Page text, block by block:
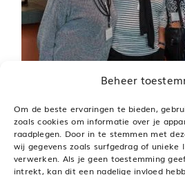
Beheer
Om de beste ervaringen te bieden,
zoals cookies om informatie over je
raadplegen. Door in te stemmen met
wij gegevens zoals surfgedrag of unieke
verwerken. Als je geen toestemming
intrekt, kan dit een nadelige invloed
Deel dit bericht, kies je
LinkedIn